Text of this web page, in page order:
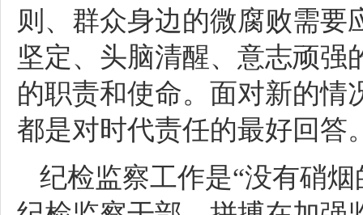
则、群众身边的微腐败需
坚定、头脑清醒、意志顽强
的职责和使命。面对新的情
都是对时代责任的最好回答
纪检监察工作是“没有硝